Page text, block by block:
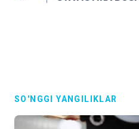
SO'NGGI YANGILIKLAR